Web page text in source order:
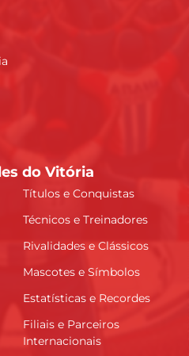
do Vitória
Títulos e Conquistas
Técnicos e Treinadores
Rivalidades e Clássicos
Mascotes e Símbolos
Estatísticas e Recordes
Filiais e Parceiros
Internacionais